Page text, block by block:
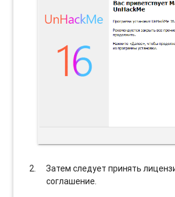
Затем следует принять
соглашение.